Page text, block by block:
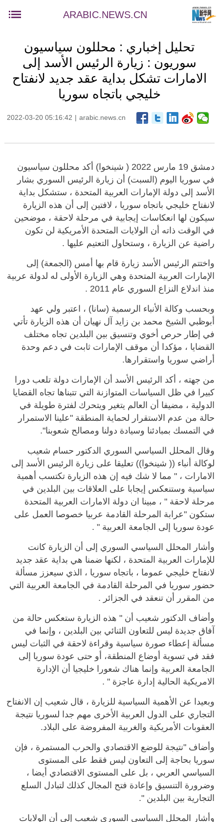
ARABIC.NEWS.CN
تحليل إخباري : محللون سياسيون
سوريون : زيارة الرئيس الأسد إلى
الامارات تشكل بداية عقد جديد لانفتاح
خليجي باتجاه سوريا
2022-03-20 05:16:42 | arabic.news.cn
دمشق 19 مارس 2022 ( شينخوا) أكد محللون سياسيون
في سوريا اليوم (السبت) أن زيارة الرئيس السوري بشار
الأسد إلى دولة الإمارات العربية المتحدة ، ستشكل بداية
لانفتاح خليجي باتجاه سوريا ، لافتين إلى أن هذه الزيارة
سيكون لها انعكاسات إيجابية في مرحلة لاحقة ، موضحين
في الوقت ذاته أن الولايات المتحدة الأمريكية لن تكون
راضية عن الزيارة ، وستحاول التعتيم عليها .
واختتم الرئيس الأسد زيارة قام بها أمس (الجمعة) إلى
الإمارات العربية المتحدة وهي الزيارة الأولى له لدولة عربية
منذ اندلاع النزاع السوري عام 2011 .
وبحسب وكالة الأنباء الرسمية (سانا) ، اعتبر ولي عهد
أبوظبي الشيخ محمد بن زايد آل نهيان أن هذه الزيارة تأتي
في إطار حرص أخوي وتنسيق بين البلدين تجاه مختلف
القضايا ، مؤكدا أن موقف الإمارات ثابت في دعم وحدة
أراضي سوريا واستقرارها.
من جهته ، أكد الرئيس الأسد أن الإمارات دولة تلعب دورا
كبيرا في ظل السياسات المتوازنة التي تتبناها تجاه القضايا
الدولية ، مضيفا أن العالم يتغير ويتحرك لفترة طويلة في
حالة من عدم الاستقرار لحماية المنطقة "علينا الاستمرار
في التمسك بمبادئنا وسيادة دولنا ومصالح شعوبنا".
وقال المحلل السياسي السوري الدكتور حسام شعيب
لوكالة أنباء (( شينخوا)) تعليقا على زيارة الرئيس الأسد إلى
الامارات ، " مما لا شك فيه إن هذه الزيارة تكتسب أهمية
سياسية وستنعكس إيجابا على العلاقات بين البلدين في
مرحلة لاحقة " ، مبينا ان دولة الامارات العربية المتحدة
ستكون "عرابة المرحلة القادمة عربيا خصوصا العمل على
عودة سوريا إلى الجامعة العربية " .
وأشار المحلل السياسي السوري إلى أن الزيارة كانت
للإمارات العربية المتحدة ، لكنها ضمنا هي بداية عقد جديد
لانفتاح خليجي عموما ، باتجاه سوريا ، الذي سيعزز مسألة
حضور سوريا في المرحلة القادمة في الجامعة العربية التي
من المقرر أن تنعقد في الجزائر .
وأضاف الدكتور شعيب أن " هذه الزيارة ستعكس حالة من
آفاق جديدة ليس للتعاون الثنائي بين البلدين ، وإنما في
مسألة إعطاء صورة سياسية وقراءة لاحقة في الثبات ليس
فقد في تسوية أوضاع المنطقة، أو حتى عودة سوريا إلى
الجامعة العربية وإنما هناك شعورا خليجيا أن الإدارة
الامريكية الحالية إدارة عاجزة " .
وبعيدا عن الأهمية السياسية للزيارة ، قال شعيب إن الانفتاح
التجاري على الدول العربية الأخرى مهم جدا لسوريا نتيجة
العقوبات الأمريكية والغربية المفروضة على البلاد.
وأضاف "نتيجة للوضع الاقتصادي والحرب المستمرة ، فإن
سوريا بحاجة إلى التعاون ليس فقط على المستوى
السياسي العربي ، بل على المستوى الاقتصادي أيضا ،
وضرورة التنسيق وإعادة فتح المجال كذلك لتبادل السلع
التجارية بين البلدين ".
وأشار المحلل السياسي السوري شعيب إلى أن الولايات